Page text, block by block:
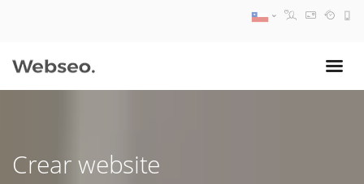
Crear website09:30 AM A 18:30 PM